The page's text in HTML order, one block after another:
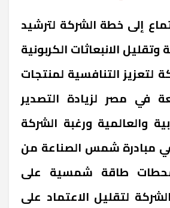
إلى خطة الشركة لترشيد
الانبعاثات الكربونية
لتعزيز التنافسية لمنتجات
في مصر لزيادة التصدير
والعالمية ورغبة الشركة
مبادرة شمس الصناعة من
طاقة شمسية على
لتقليل الاعتماد على